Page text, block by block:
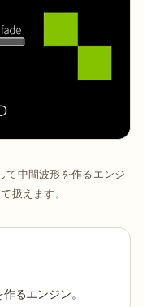
て中間波形を作るエンジ
扱えます。
るエンジン。